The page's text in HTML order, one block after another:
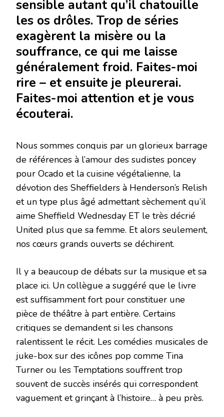
sensible autant qu’il chatouille
les os drôles. Trop de séries
exagèrent la misère ou la
souffrance, ce qui me laisse
généralement froid. Faites-moi
rire – et ensuite je pleurerai.
Faites-moi attention et je vous
écouterai.
Nous sommes conquis par un glorieux barrage
de références à l’amour des sudistes poncey
pour Ocado et la cuisine végétalienne, la
dévotion des Sheffielders à Henderson’s Relish
et un type plus âgé admettant sèchement qu’il
aime Sheffield Wednesday ET le très décrié
United plus que sa femme. Et alors seulement,
nos cœurs grands ouverts se déchirent.
Il y a beaucoup de débats sur la musique et sa
place ici. Un collègue a suggéré que le livre
est suffisamment fort pour constituer une
pièce de théâtre à part entière. Certains
critiques se demandent si les chansons
ralentissent le récit. Les comédies musicales de
juke-box sur des icônes pop comme Tina
Turner ou les Temptations souffrent trop
souvent de succès insérés qui correspondent
vaguement et grinçant à l’histoire… à peu près.